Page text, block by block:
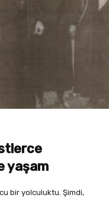
yaşam
bir yolculuktu. Şimdi,